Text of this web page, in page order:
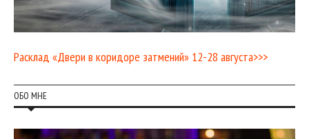
Расклад «Двери в коридоре затмений» 12-28 августа>>>
ОБО МНЕ